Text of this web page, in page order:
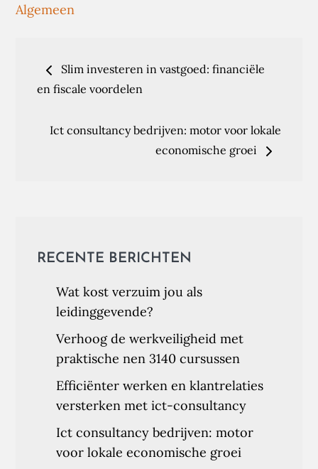
Algemeen
Post
navigation
Slim investeren in vastgoed: financiële
en fiscale voordelen
Ict consultancy bedrijven: motor voor lokale
economische groei
RECENTE BERICHTEN
Wat kost verzuim jou als
leidinggevende?
Verhoog de werkveiligheid met
praktische nen 3140 cursussen
Efficiënter werken en klantrelaties
versterken met ict-consultancy
Ict consultancy bedrijven: motor
voor lokale economische groei